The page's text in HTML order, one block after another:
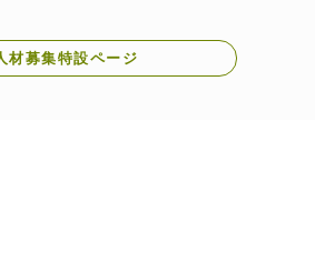
材募集特設ページ